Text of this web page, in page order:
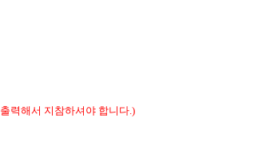
력해서 지참하셔야 합니다.)